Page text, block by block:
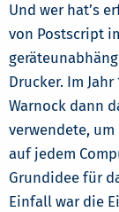
Und wer hat’s
von Postscript
Drucker. Im
Warnock dann
verwendete,
auf jedem
Grundidee für
Einfall war die